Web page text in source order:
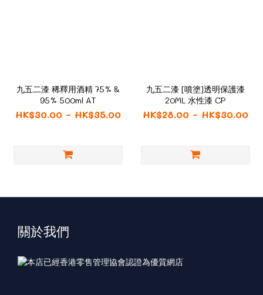
九五二漆 稀釋用酒精 75% &
95% 500ml AT
HK$30.00 ~ HK$35.00
九五二漆 [噴塗]透明保護漆
20ML 水性漆 CP
HK$28.00 ~ HK$30.00
關於我們